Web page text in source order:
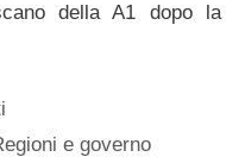
della A1 dopo la
e governo